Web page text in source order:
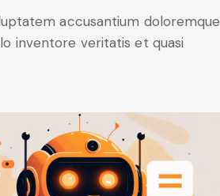
accusantium doloremque
inventore veritatis et quasi